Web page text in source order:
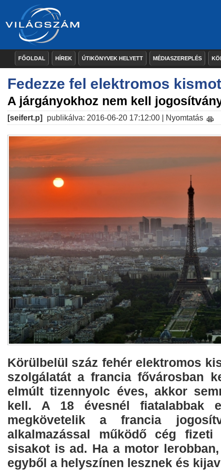
FŐOLDAL HÍREK ÚTIKÖNYVEK HELYETT MÉDIASZEREPLÉS
Fedezze fel elektromos
A járgányokhoz nem kell
[seifert.p] publikálva: 2016-06-20 17:12:00 | Nyomtatás
Körülbelül száz fehér elektromos
szolgálatát a francia fővárosban
elmúlt tizennyolc éves, akkor
kell. A 18 évesnél fiatalabbak
megkövetelik a francia
alkalmazással működő cég
sisakot is ad. Ha a motor
egyből a helyszínen lesznek és